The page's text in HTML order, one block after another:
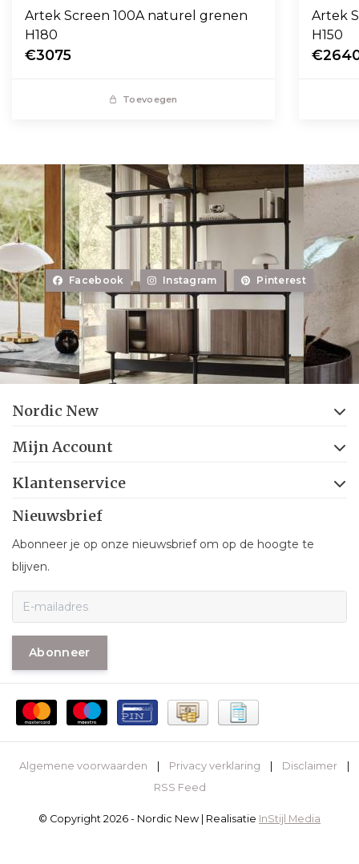
Artek Screen 100A naturel grenen
H180
€3075
Toevoegen
Artek
H150
Facebook Instagram Pinterest
Nordic New
Mijn Account
Klantenservice
Nieuwsbrief
Abonneer je op onze nieuwsbrief om op de hoogte te
blijven.
Abonneer
Algemene voorwaarden Privacy verklaring Disclaimer
RSS Feed
© Copyright 2026 - Nordic New | Realisatie InStijl Media